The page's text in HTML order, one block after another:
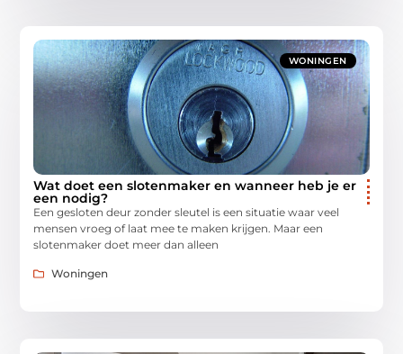
WONINGEN
Wat doet een slotenmaker en wanneer heb je er
een nodig?
Een gesloten deur zonder sleutel is een situatie waar veel
mensen vroeg of laat mee te maken krijgen. Maar een
slotenmaker doet meer dan alleen
Woningen